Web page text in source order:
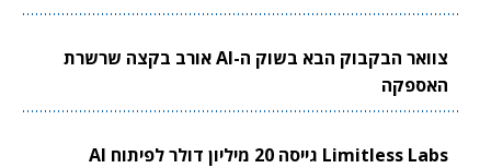
צוואר הבקבוק הבא בשוק ה-AI אורב בקצה שרשרת
האספקה
Limitless Labs גייסה 20 מיליון דולר לפיתוח AI